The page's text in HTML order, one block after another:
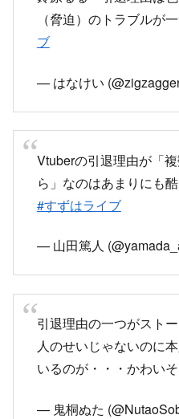
（脅迫）のトラブルが
ブ
— はなけい
Vtuberの引退理由が「
ら」なのはあまりにも
#すずはライブ
— 山田篤人
引退理由の一つがスト
人のせいじゃないのに
いるのが・・・かわいそ
— 鬼桐ぬた